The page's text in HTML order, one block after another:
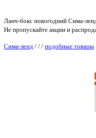
Ланч-бокс новогодний Сима-
Не пропускайте акции и
Сима-ленд / / / подобные товары